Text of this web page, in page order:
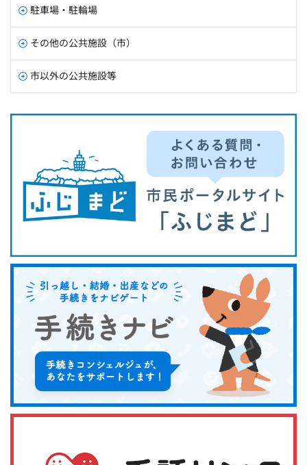
駐車場・駐輪場
その他の公共施設（市）
市以外の公共施設等